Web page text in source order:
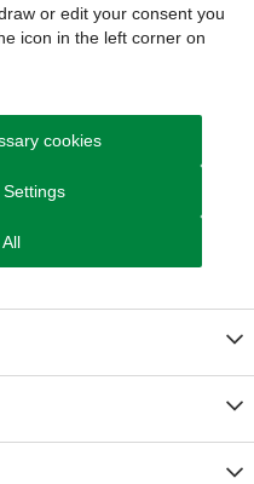
Beboerklagenævn
for Beboerklagenævn
or edit your consent you
icon in the left corner on
cookies